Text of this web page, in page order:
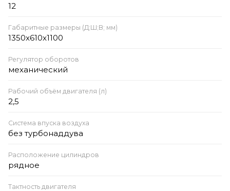
12
Габаритные размеры (Д;Ш;В; мм)
1350x610x1100
Регулятор оборотов
механический
Рабочий объём двигателя (л)
2,5
Система впуска воздуха
без турбонаддува
Расположение цилиндров
рядное
Тактность двигателя